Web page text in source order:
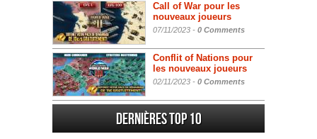
Call of War pour les
nouveaux joueurs
07/11/2023 - 0 Comments
Conflit of Nations pour
les nouveaux joueurs
02/11/2023 - 0 Comments
Dernières Top 10